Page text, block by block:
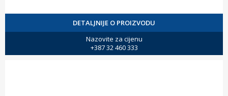
DETALJNIJE O PROIZVODU
Nazovite za cijenu
+387 32 460 333